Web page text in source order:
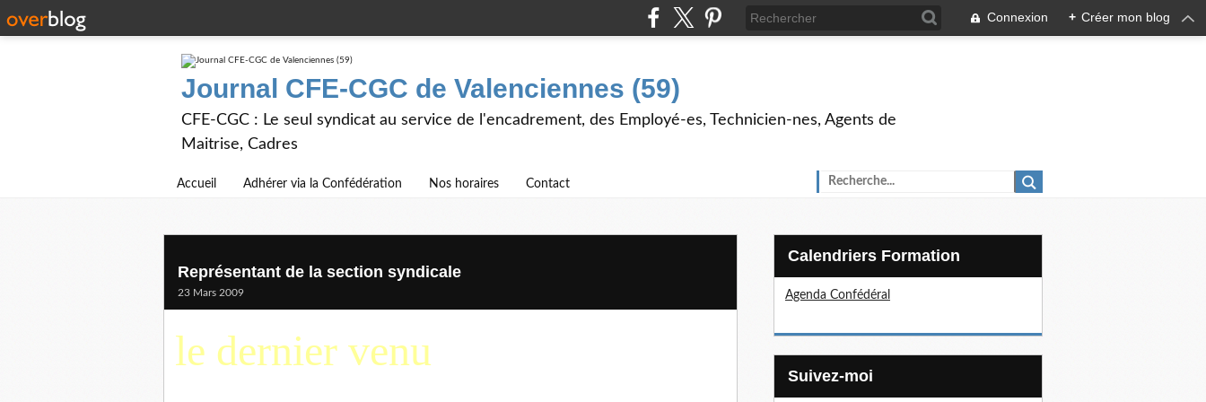
Connexion + Créer mon blog
Journal CFE-CGC de Valenciennes (59)
CFE-CGC : Le seul syndicat au service de l'encadrement, des Employé-es, Technicien-nes, Agents de
Maitrise, Cadres
Accueil Adhérer via la Confédération Nos horaires Contact
Représentant de la section syndicale
23 Mars 2009
le dernier venu
Calendriers Formation
Agenda Confédéral
Suivez-moi